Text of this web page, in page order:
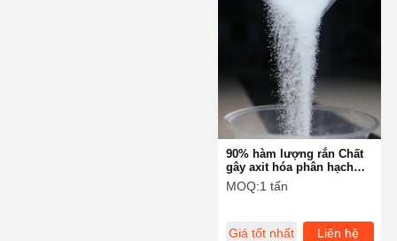
90% hàm lượng rắn Chất
gây axit hóa phân hạch
tương thích với các axit
khác nhau cho công
MOQ:1 tấn
Giá tốt nhất Liên hệ